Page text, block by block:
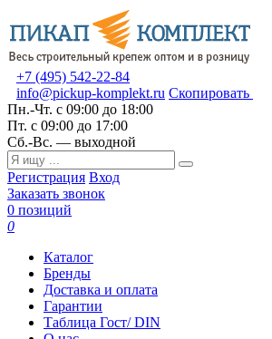
+7 (495) 542-22-84
info@pickup-komplekt.ru Скопировать
Пн.-Чт. с 09:00 до 18:00
Пт. с 09:00 до 17:00
Сб.-Вс. — выходной
Регистрация Вход
Заказать звонок
0 позиций
0
Каталог
Бренды
Доставка и оплата
Гарантии
Таблица Гост/ DIN